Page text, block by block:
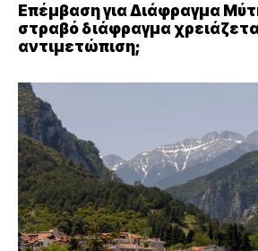
Επέμβαση για Διάφραγμα
στραβό διάφραγμα
αντιμετώπιση;